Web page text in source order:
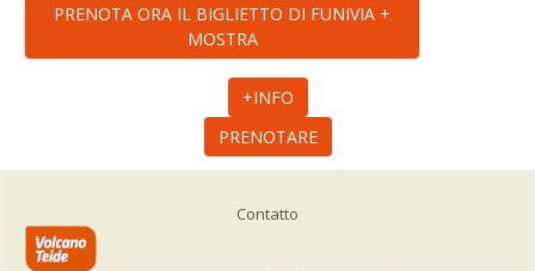
PRENOTA ORA IL BIGLIETTO DI FUNIVIA +
MOSTRA
+INFO
PRENOTARE
Contatto